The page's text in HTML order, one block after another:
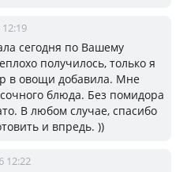
сегодня по Вашему
получилось, только я
в овощи добавила. Мне
блюда. Без помидора
В любом случае, спасибо
и впредь. ))
12:22